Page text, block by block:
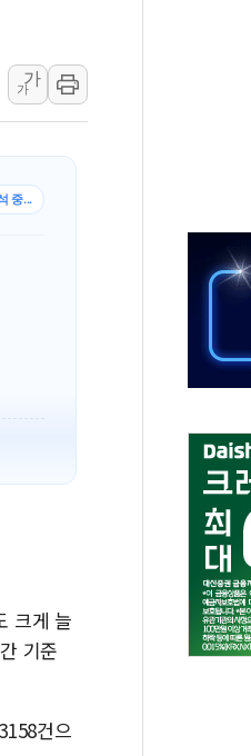
대구 경선 결과 발표...정청래
원 경선 결과 발표...김민석
SKT 장기고객 400명 맞이…"마음
영에 9440억 지급 확정되나…재상고
동 소상공인에 '행복상자' 전달
절 현수막 '태극기 거꾸로' 논란…이
역 전면 손질… 예술·체육요원 최대
대형마트 판매, 역대 최대폭 감소한
민 의원, '정부 특사'로 콜롬비아 대
주의보' 울진 시간당 30mm 강한
가
가
크게 늘
기준
건으